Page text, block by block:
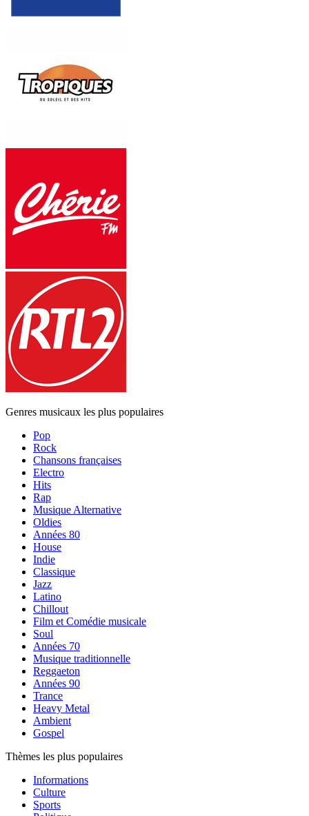
Genres musicaux les plus populaires
Pop
Rock
Chansons françaises
Electro
Hits
Rap
Musique Alternative
Oldies
Années 80
House
Indie
Classique
Jazz
Latino
Chillout
Film et Comédie musicale
Soul
Années 70
Musique traditionnelle
Reggaeton
Années 90
Trance
Heavy Metal
Ambient
Gospel
Thèmes les plus populaires
Informations
Culture
Sports